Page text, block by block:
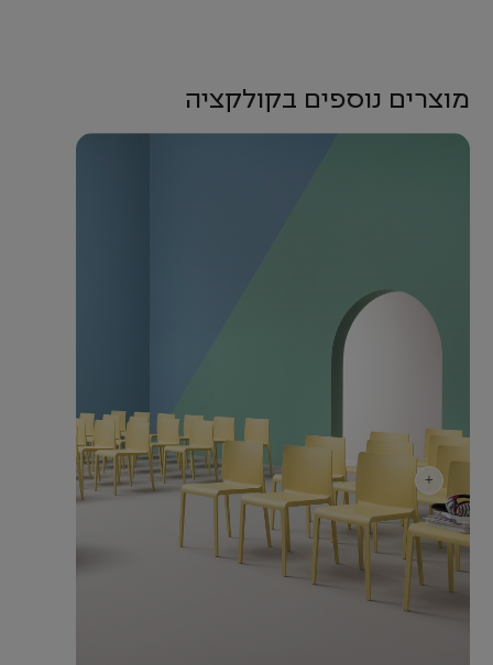
מוצרים נוספים בקולקציה
+